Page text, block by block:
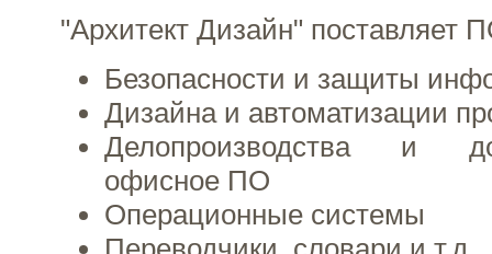
"Архитект Дизайн" поставляет
Безопасности и защиты
Дизайна и автоматизации
Делопроизводства и
офисное ПО
Операционные системы